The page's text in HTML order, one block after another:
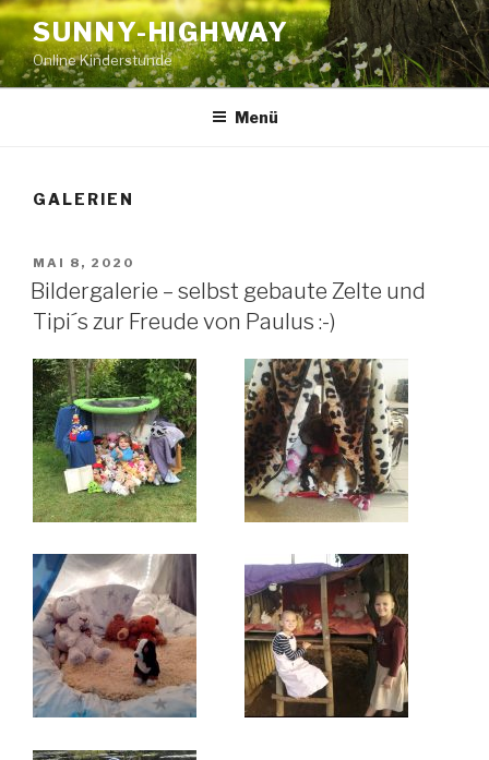
Zum
Inhalt
springen
SUNNY-HIGHWAY
Online Kinderstunde
Menü
GALERIEN
VERÖFFENTLICHT
AM
MAI 8, 2020
Bildergalerie – selbst gebaute Zelte und
Tipi´s zur Freude von Paulus :-)